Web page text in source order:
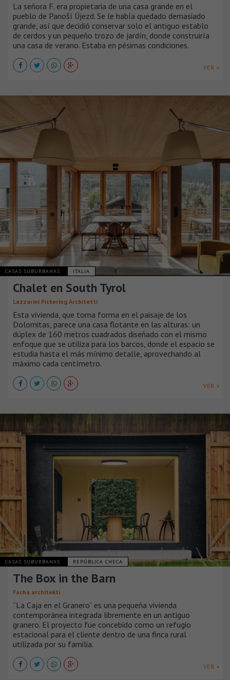
La señora F. era propietaria de una casa grande en el
pueblo de Panoší Újezd. Se le había quedado demasiado
grande, así que decidió conservar solo el antiguo establo
de cerdos y un pequeño trozo de jardín, donde construiría
una casa de verano. Estaba en pésimas condiciones.
VER +
CASAS SUBURBANAS ITALIA
Chalet en South Tyrol
Lazzarini Pickering Architetti
Esta vivienda, que toma forma en el paisaje de los
Dolomitas, parece una casa flotante en las alturas: un
dúplex de 160 metros cuadrados diseñado con el mismo
enfoque que se utiliza para los barcos, donde el espacio se
estudia hasta el más mínimo detalle, aprovechando al
máximo cada centímetro.
VER +
CASAS SUBURBANAS REPÚBLICA CHECA
The Box in the Barn
Facha architekti
“La Caja en el Granero” es una pequeña vivienda
contemporánea integrada libremente en un antiguo
granero. El proyecto fue concebido como un refugio
estacional para el cliente dentro de una finca rural
utilizada por su familia.
VER +